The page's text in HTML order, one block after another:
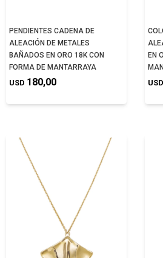
PENDIENTES CADENA DE
ALEACIÓN DE METALES
BAÑADOS EN ORO 18K CON
FORMA DE MANTARRAYA
USD 180,00
EN
USD